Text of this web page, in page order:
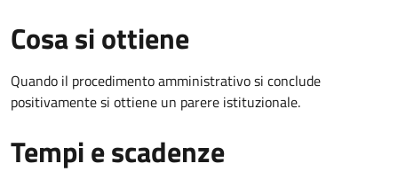
Cosa si ottiene
Quando il procedimento amministrativo si conclude
positivamente si ottiene un parere istituzionale.
Tempi e scadenze